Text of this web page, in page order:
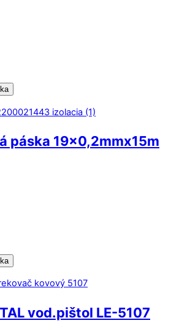
páska 19×0,2mmx15m
vod.pištol LE-5107